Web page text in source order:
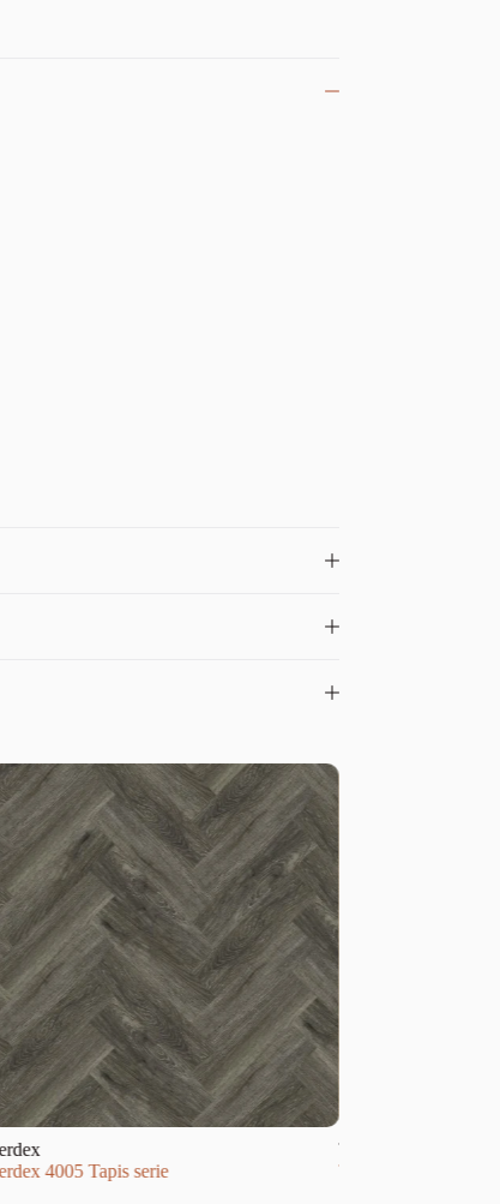
4005 Tapis serie
Therdex
Therdex 2050 Basic